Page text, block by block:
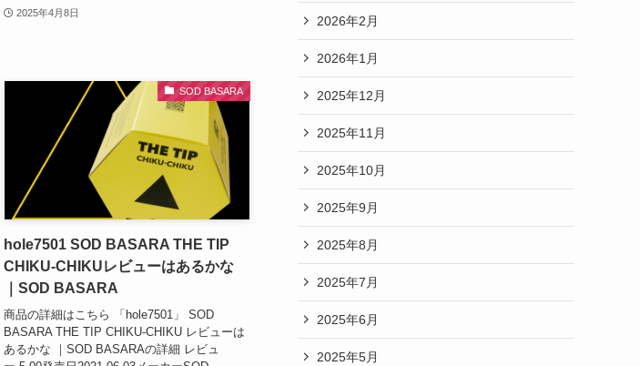
2025年4月8日
SOD BASARA
hole7501 SOD BASARA THE TIP
CHIKU-CHIKUレビューはあるかな
｜SOD BASARA
商品の詳細はこちら 「hole7501」 SOD
BASARA THE TIP CHIKU-CHIKU レビューは
あるかな ｜SOD BASARAの詳細 レビュ
2026年2月
2026年1月
2025年12月
2025年11月
2025年10月
2025年9月
2025年8月
2025年7月
2025年6月
2025年5月